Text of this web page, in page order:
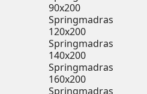
90x200
Springmadras
120x200
Springmadras
140x200
Springmadras
160x200
Springmadras